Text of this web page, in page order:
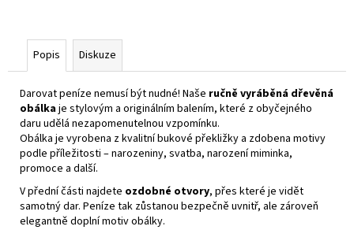
Popis Diskuze
Darovat peníze nemusí být nudné! Naše ručně vyráběná dřevěná
obálkaje stylovým a originálním balením, které z obyčejného
daru udělá nezapomenutelnou vzpomínku.
Obálka je vyrobena z kvalitní bukové překližky a zdobena motivy
podle příležitosti – narozeniny, svatba, narození miminka,
promoce a další.
V přední části najdete ozdobné otvory, přes které je vidět
samotný dar. Peníze tak zůstanou bezpečně uvnitř, ale zároveň
elegantně doplní motiv obálky.